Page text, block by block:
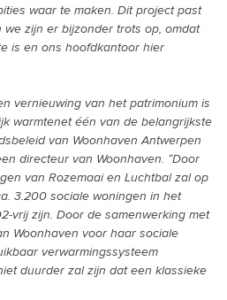
waar te maken. Dit project past
zijn er bijzonder trots op, omdat
is en ons hoofdkantoor hier
vernieuwing van het patrimonium is
warmtenet één van de belangrijkste
van Woonhaven Antwerpen
directeur van Woonhaven. “Door
van Rozemaai en Luchtbal zal op
3.200 sociale woningen in het
vrij zijn. Door de samenwerking met
Woonhaven voor haar sociale
verwarmingssysteem
duurder zal zijn dat een klassieke